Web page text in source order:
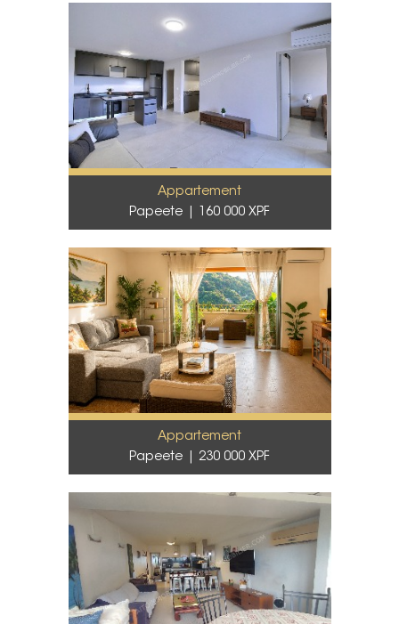
Appartement
Papeete
160 000 XPF
Appartement
Papeete
230 000 XPF